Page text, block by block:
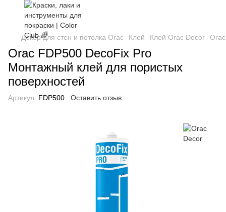
Декор для стен и потолка Orac Клей Клей Orac Decor
Orac FDP500 DecoFix Pro
Монтажный клей для пористых
поверхностей
Артикул: FDP500 Оставить отзыв